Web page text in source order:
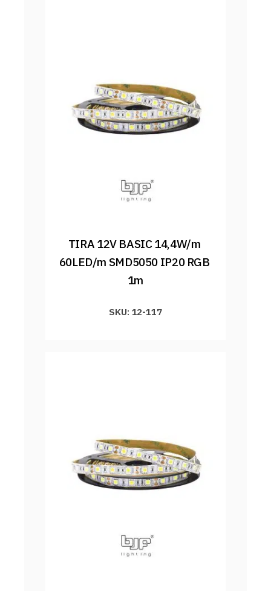
TIRA 12V BASIC 14,4W/m
60LED/m SMD5050 IP20 RGB
1m
SKU: 12-117